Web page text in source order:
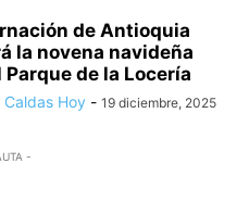
de Antioquia
la novena navideña
Parque de la Locería
Hoy - 19 diciembre, 2025
-